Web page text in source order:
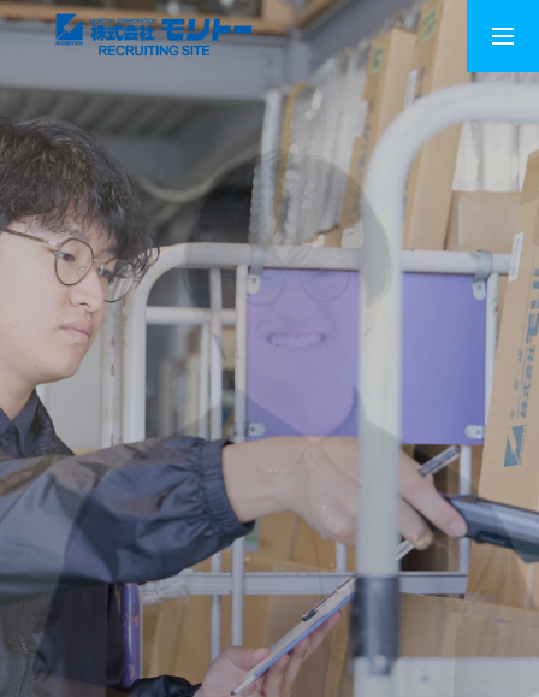
中途採用
会社情報
事業案内
お客様に選ばれる理由
社長メッセージ
社員インタビュー
お知らせ